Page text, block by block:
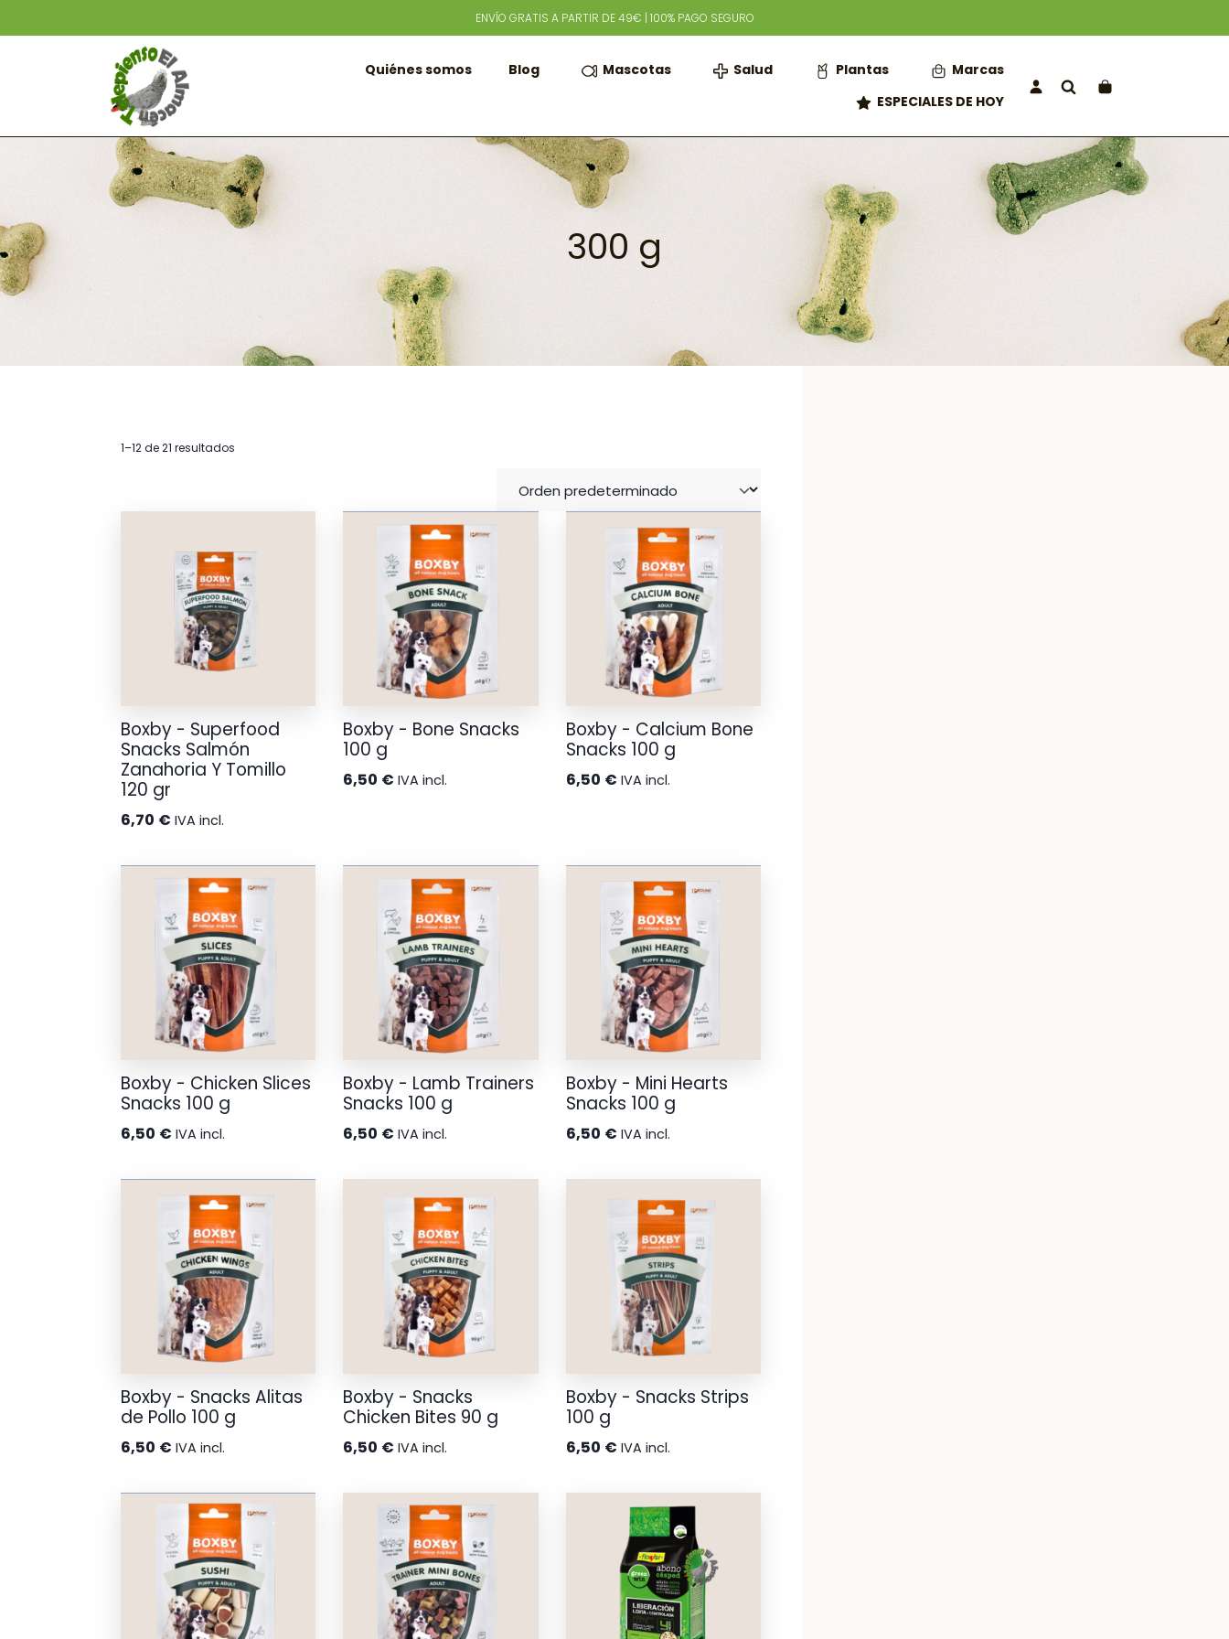
ENVÍO GRATIS A PARTIR DE 49€ | 100% PAGO SEGURO
Quiénes somos Blog Mascotas Salud Plantas
Marcas
ESPECIALES DE HOY
300 g
1–12 de 21 resultados
Boxby - Superfood
Snacks Salmón
Zanahoria Y Tomillo
120 gr
6,70 € IVA incl.
Boxby - Bone Snacks
100 g
6,50 € IVA incl.
Boxby - Calcium Bone
Snacks 100 g
6,50 € IVA incl.
Boxby - Chicken Slices
Snacks 100 g
6,50 € IVA incl.
Boxby - Lamb Trainers
Snacks 100 g
6,50 € IVA incl.
Boxby - Mini Hearts
Snacks 100 g
6,50 € IVA incl.
Boxby - Snacks Alitas
de Pollo 100 g
6,50 € IVA incl.
Boxby - Snacks
Chicken Bites 90 g
6,50 € IVA incl.
Boxby - Snacks Strips
100 g
6,50 € IVA incl.